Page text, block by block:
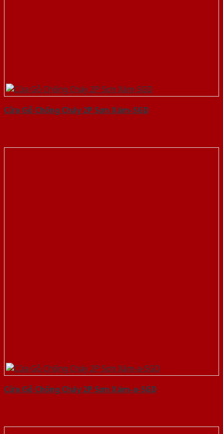
Cửa Gỗ Chống Cháy 2P Sơn Xám-SGD
Cửa Gỗ Chống Cháy 2P Sơn Xám-a-SGD